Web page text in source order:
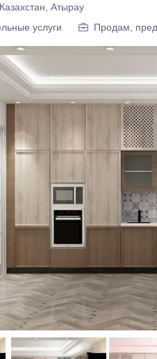
Казахстан, Атырау
услуги
Продам,